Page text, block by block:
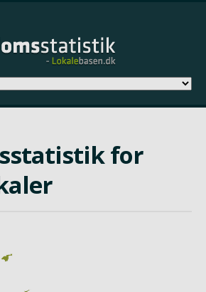
for